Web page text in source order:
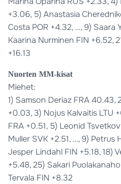
+3.06, 5) Anastasia
Costa POR +4.32, …, 9) Saara
Kaarina Nurminen FIN +6.52,
+16.13
Nuorten MM-kisat
Miehet:
1) Samson Deriaz FRA 40.43,
+0.03, 3) Nojus Kalvaitis LTU
FRA +0.51, 5) Leonid
Muller SVK +2.51, …, 9) Petrus
Jesper Lindahl FIN +5.18, 18)
+5.48, 25) Sakari
Tervala FIN +8.32